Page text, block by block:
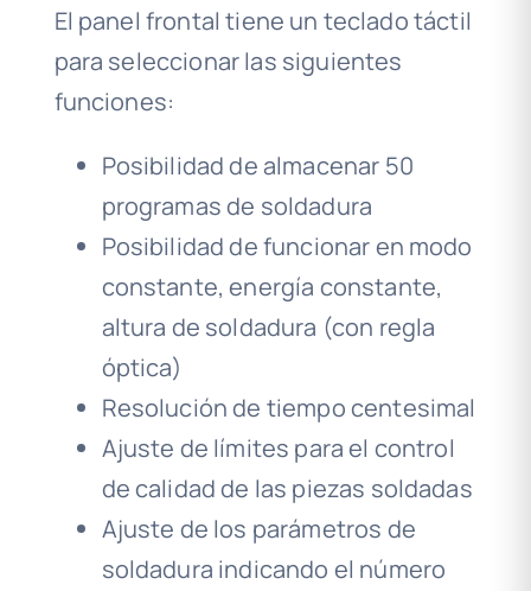
El panel frontal tiene un teclado táctil
para seleccionar las siguientes
funciones:
Posibilidad de almacenar 50
programas de soldadura
Posibilidad de funcionar en modo
constante, energía constante,
altura de soldadura (con regla
óptica)
Resolución de tiempo centesimal
Ajuste de límites para el control
de calidad de las piezas soldadas
Ajuste de los parámetros de
soldadura indicando el número